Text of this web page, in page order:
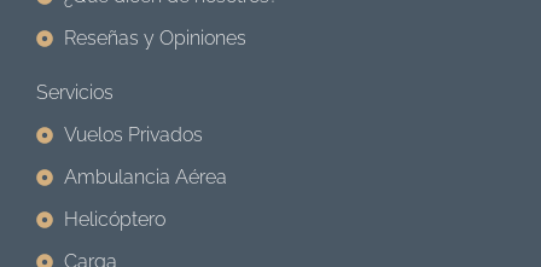
Reseñas y Opiniones
Servicios
Vuelos Privados
Ambulancia Aérea
Helicóptero
Carga